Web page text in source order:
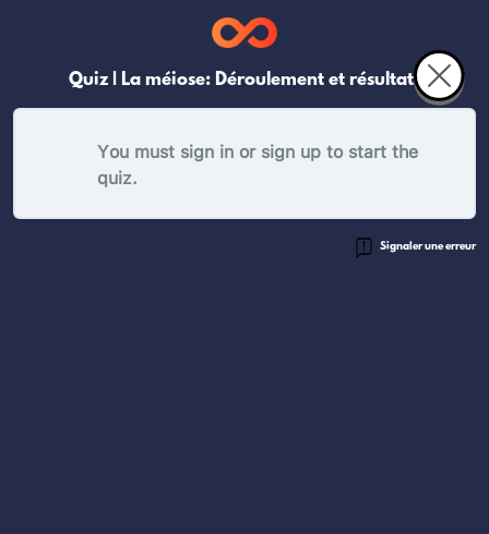
Quiz | La méiose: Déroulement et résultats
You must sign in or sign up to start the
quiz.
Signaler une erreur